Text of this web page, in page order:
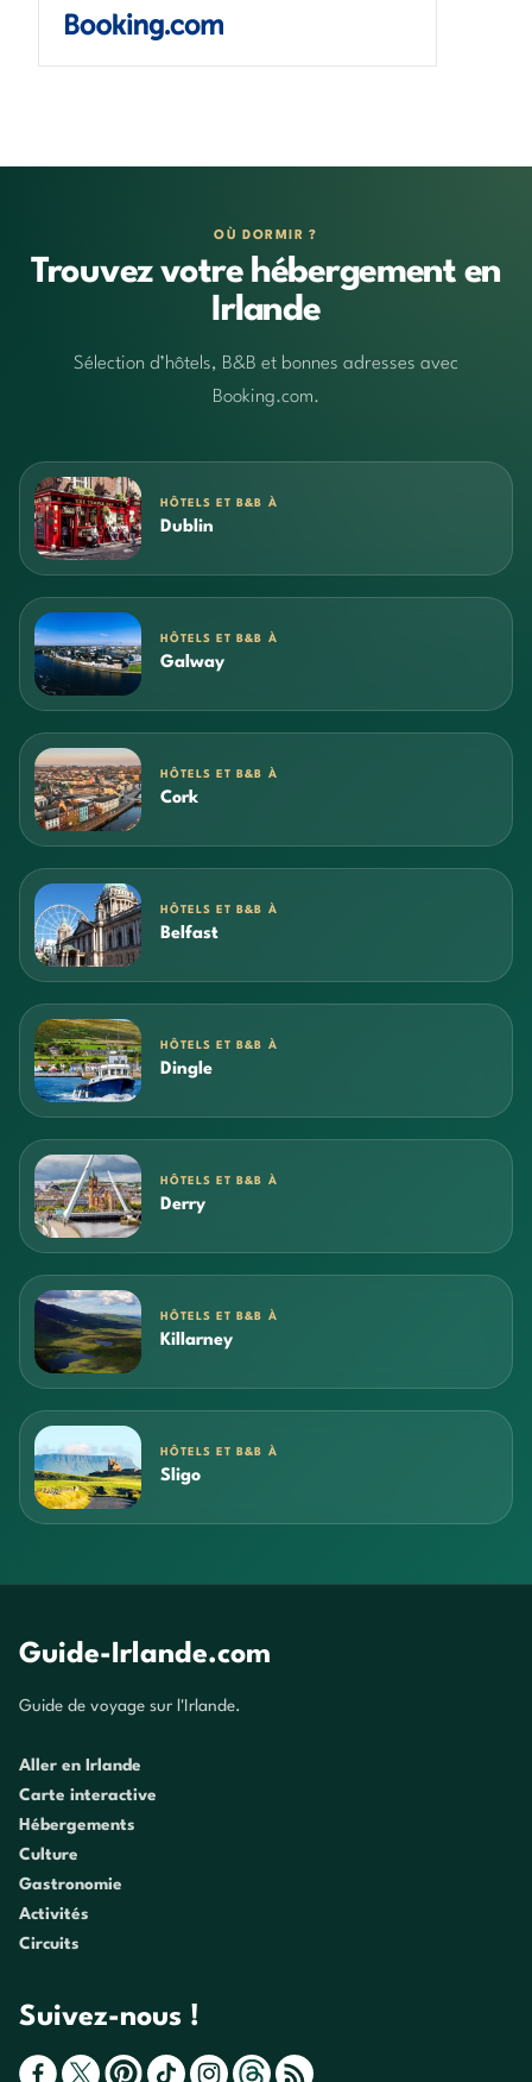
OÙ DORMIR ?
Trouvez votre hébergement en
Irlande
Sélection d’hôtels, B&B et bonnes adresses avec
Booking.com.
HÔTELS ET B&B À
Dublin
HÔTELS ET B&B À
Galway
HÔTELS ET B&B À
Cork
HÔTELS ET B&B À
Belfast
HÔTELS ET B&B À
Dingle
HÔTELS ET B&B À
Derry
HÔTELS ET B&B À
Killarney
HÔTELS ET B&B À
Sligo
Guide-Irlande.com
Guide de voyage sur l'Irlande.
Aller en Irlande
Carte interactive
Hébergements
Culture
Gastronomie
Activités
Circuits
Suivez-nous !